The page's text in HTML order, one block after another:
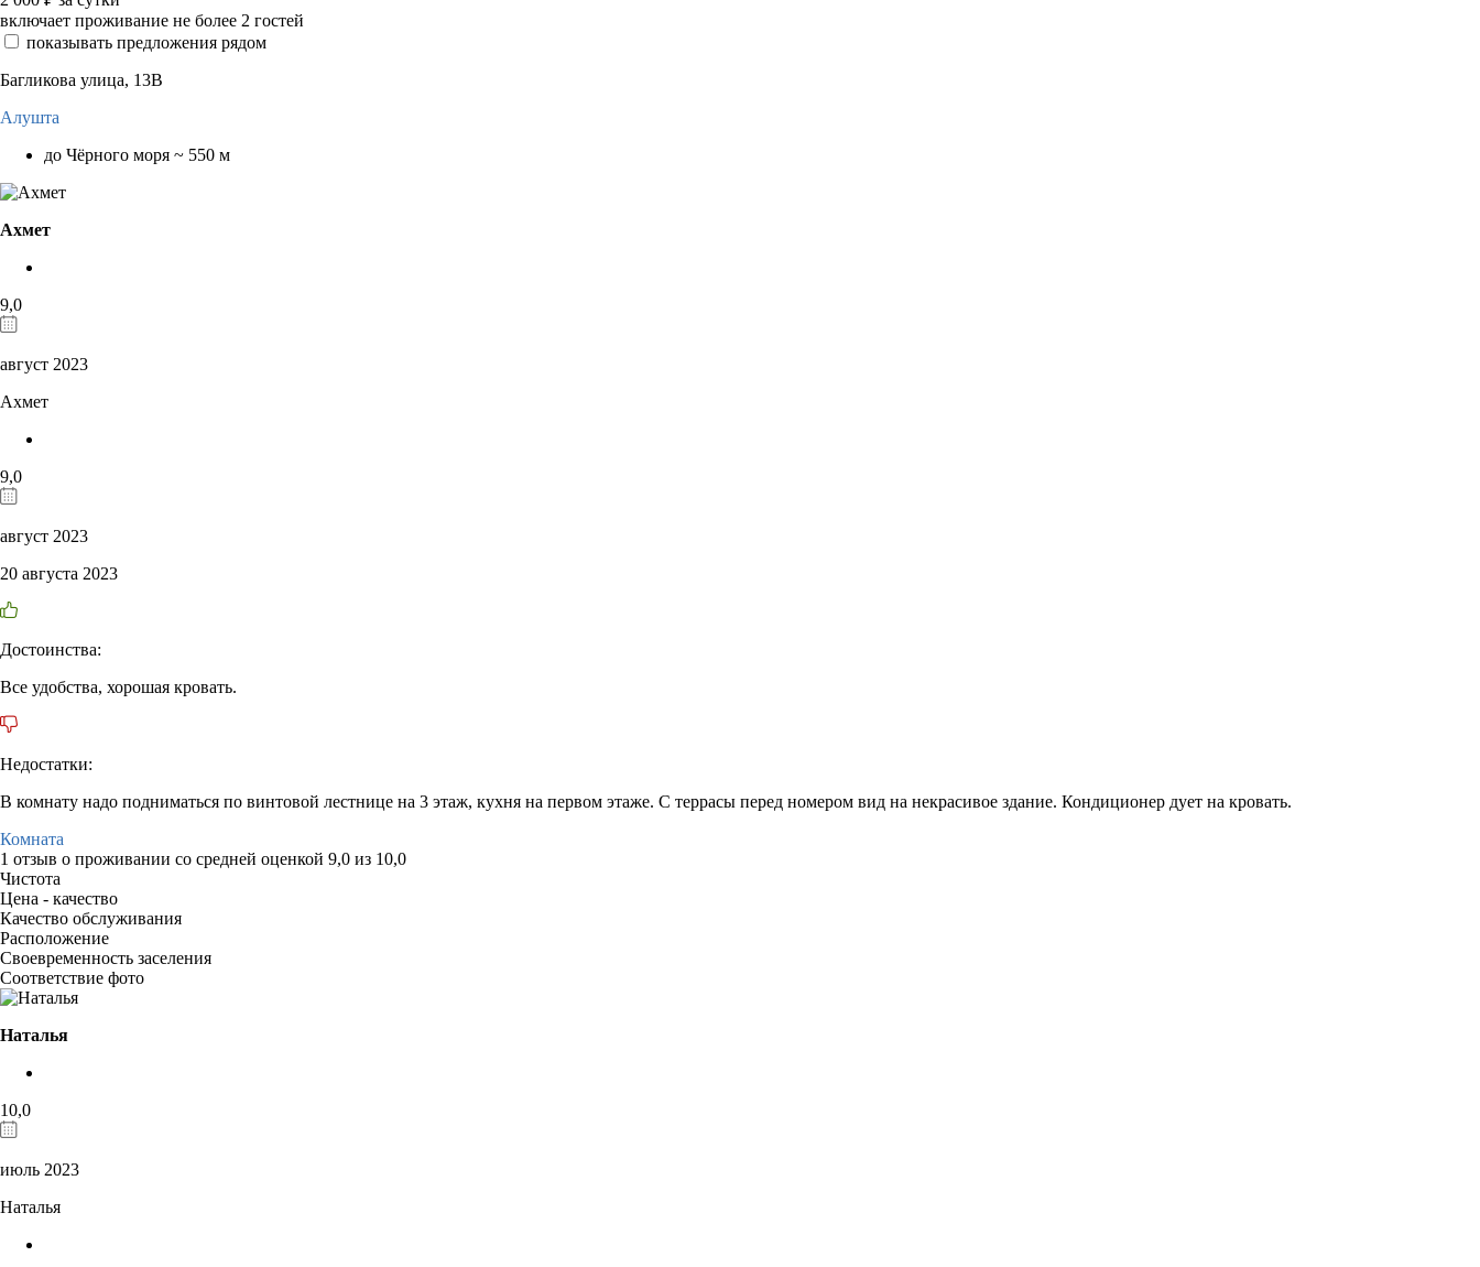
включает проживание не более 2 гостей
показывать предложения рядом
Багликова улица, 13В
Алушта
до Чёрного моря ~ 550 м
Ахмет
9,0
август 2023
Ахмет
9,0
август 2023
20 августа 2023
Достоинства:
Все удобства, хорошая кровать.
Недостатки:
В комнату надо подниматься по винтовой лестнице на 3 этаж, кухня на первом этаже. С террасы перед номером вид на некрасивое здание. Кондиционер дует на кровать.
Комната
1 отзыв о проживании со средней оценкой 9,0 из 10,0
Чистота
Цена - качество
Качество обслуживания
Расположение
Своевременность заселения
Соответствие фото
Наталья
10,0
июль 2023
Наталья